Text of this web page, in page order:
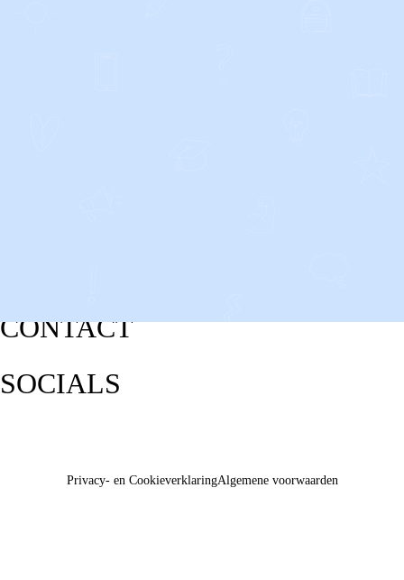
CONTACT
SOCIALS
Privacy- en CookieverklaringAlgemene voorwaarden